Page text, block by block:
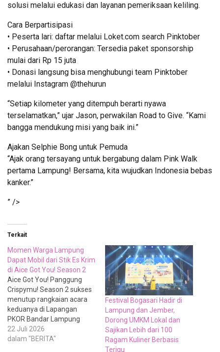
solusi melalui edukasi dan layanan pemeriksaan keliling.
Cara Berpartisipasi
• Peserta lari: daftar melalui Loket.com search Pinktober
• Perusahaan/perorangan: Tersedia paket sponsorship
mulai dari Rp 15 juta
• Donasi langsung bisa menghubungi team Pinktober
melalui Instagram @thehurun
“Setiap kilometer yang ditempuh berarti nyawa
terselamatkan,” ujar Jason, perwakilan Road to Give. “Kami
bangga mendukung misi yang baik ini.”
Ajakan Selphie Bong untuk Pemuda
“Ajak orang tersayang untuk bergabung dalam Pink Walk
pertama Lampung! Bersama, kita wujudkan Indonesia bebas
kanker.”
” />
Terkait
Momen Warga Lampung
Dapat Mobil dari Stik Es Krim
di Aice Got You! Season 2
Aice Got You! Panggung
Crispymu! Season 2 sukses
menutup rangkaian acara
keduanya di Lapangan
PKOR Bandar Lampung
pada 10-12 Juli 2026.
Selama tiga hari, panggung
22 Juli 2026
dalam "BERITA"
Festival Bogasari Hadir di
Lampung dan Jember,
Dorong UMKM Lokal dan
Sajikan Lebih dari 100
Ragam Kuliner Berbasis
Terigu